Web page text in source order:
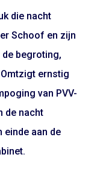
die nacht
Schoof en zijn
begroting,
ernstig
van PVV-
de nacht
einde aan de